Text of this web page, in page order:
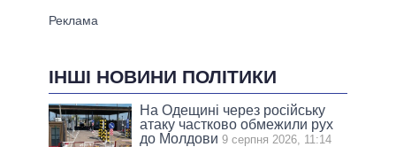
ІНШІ НОВИНИ ПОЛІТИКИ
На Одещині через російську
атаку частково обмежили рух
до Молдови 9 серпня 2026, 11:14